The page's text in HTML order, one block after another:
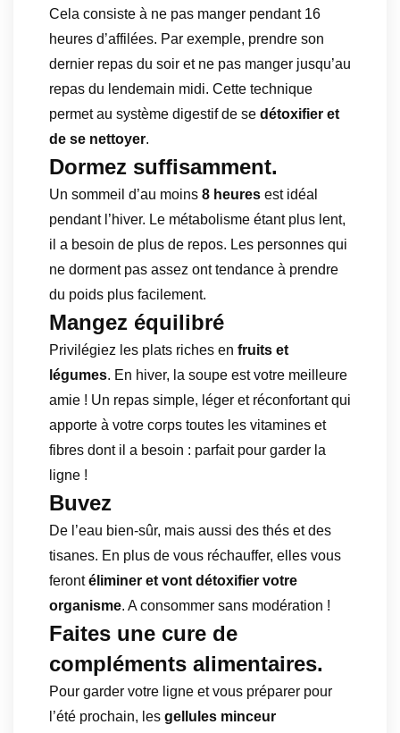
Cela consiste à ne pas manger pendant 16
heures d’affilées. Par exemple, prendre son
dernier repas du soir et ne pas manger jusqu’au
repas du lendemain midi. Cette technique
permet au système digestif de se détoxifier et
de se nettoyer.
Dormez suffisamment.
Un sommeil d’au moins 8 heures est idéal
pendant l’hiver. Le métabolisme étant plus lent,
il a besoin de plus de repos. Les personnes qui
ne dorment pas assez ont tendance à prendre
du poids plus facilement.
Mangez équilibré
Privilégiez les plats riches en fruits et
légumes. En hiver, la soupe est votre meilleure
amie ! Un repas simple, léger et réconfortant qui
apporte à votre corps toutes les vitamines et
fibres dont il a besoin : parfait pour garder la
ligne !
Buvez
De l’eau bien-sûr, mais aussi des thés et des
tisanes. En plus de vous réchauffer, elles vous
ferontéliminer et vont détoxifier votre
organisme. A consommer sans modération !
Faites une cure de
compléments alimentaires.
Pour garder votre ligne et vous préparer pour
l’été prochain, les gellules minceur